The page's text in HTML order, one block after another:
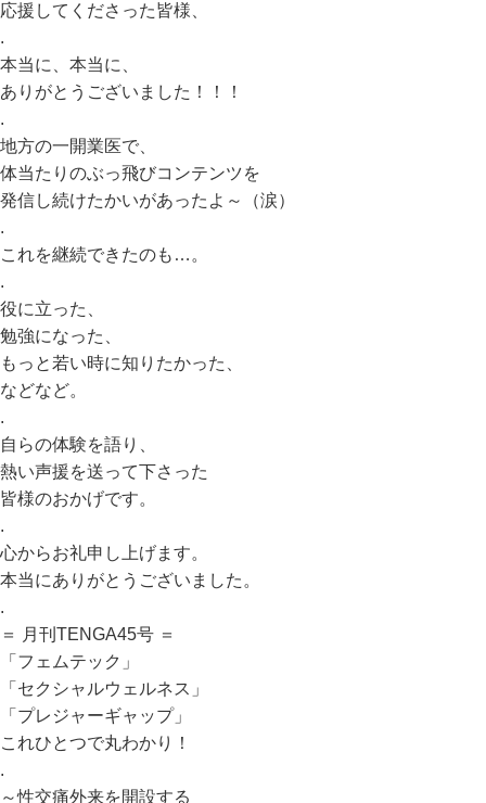
応援してくださった皆様、
.
本当に、本当に、
ありがとうございました！！！
.
地方の一開業医で、
体当たりのぶっ飛びコンテンツを
発信し続けたかいがあったよ～（涙）
.
これを継続できたのも…。
.
役に立った、
勉強になった、
もっと若い時に知りたかった、
などなど。
.
自らの体験を語り、
熱い声援を送って下さった
皆様のおかげです。
.
心からお礼申し上げます。
本当にありがとうございました。
.
＝ 月刊TENGA45号 ＝
「フェムテック」
「セクシャルウェルネス」
「プレジャーギャップ」
これひとつで丸わかり！
.
～性交痛外来を開設する